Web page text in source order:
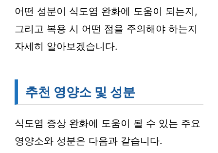
어떤 성분이 식도염 완화에 도움이 되는지,
그리고 복용 시 어떤 점을 주의해야 하는지
자세히 알아보겠습니다.
추천 영양소 및 성분
식도염 증상 완화에 도움이 될 수 있는 주요
영양소와 성분은 다음과 같습니다.